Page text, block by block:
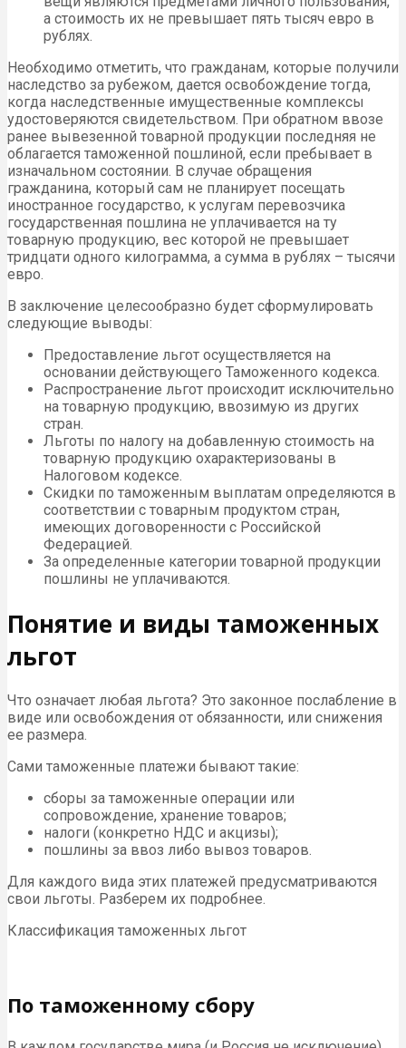
а стоимость их не превышает пять тысяч евро в
рублях.
Необходимо отметить, что гражданам, которые получили
наследство за рубежом, дается освобождение тогда,
когда наследственные имущественные комплексы
удостоверяются свидетельством. При обратном ввозе
ранее вывезенной товарной продукции последняя не
облагается таможенной пошлиной, если пребывает в
изначальном состоянии. В случае обращения
гражданина, который сам не планирует посещать
иностранное государство, к услугам перевозчика
государственная пошлина не уплачивается на ту
товарную продукцию, вес которой не превышает
тридцати одного килограмма, а сумма в рублях – тысячи
евро.
В заключение целесообразно будет сформулировать
следующие выводы:
Предоставление льгот осуществляется на
основании действующего Таможенного кодекса.
Распространение льгот происходит исключительно
на товарную продукцию, ввозимую из других
стран.
Льготы по налогу на добавленную стоимость на
товарную продукцию охарактеризованы в
Налоговом кодексе.
Скидки по таможенным выплатам определяются в
соответствии с товарным продуктом стран,
имеющих договоренности с Российской
Федерацией.
За определенные категории товарной продукции
пошлины не уплачиваются.
Понятие и виды таможенных
льгот
Что означает любая льгота? Это законное послабление в
виде или освобождения от обязанности, или снижения
ее размера.
Сами таможенные платежи бывают такие:
сборы за таможенные операции или
сопровождение, хранение товаров;
налоги (конкретно НДС и акцизы);
пошлины за ввоз либо вывоз товаров.
Для каждого вида этих платежей предусматриваются
свои льготы. Разберем их подробнее.
Классификация таможенных льгот
По таможенному сбору